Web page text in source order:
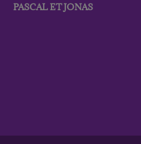
PASCAL ET JONAS